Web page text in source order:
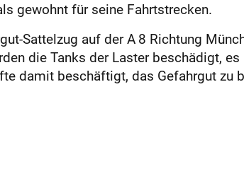
gewohnt für seine Fahrtstrecken.
Sattelzug auf der A 8 Richtung
die Tanks der Laster beschädigt,
damit beschäftigt, das Gefahrgut zu